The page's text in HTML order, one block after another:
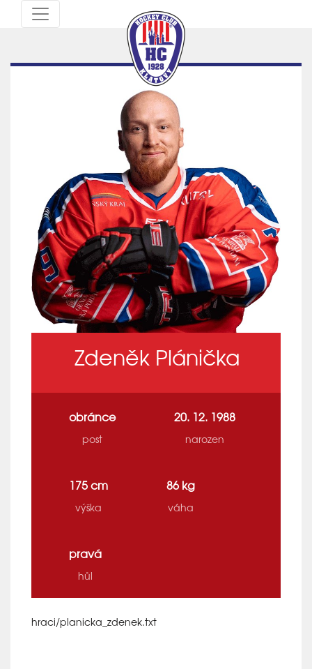
Zdeněk Plánička
obránce
post
20. 12. 1988
narozen
175 cm
výška
86 kg
váha
pravá
hůl
hraci/planicka_zdenek.txt